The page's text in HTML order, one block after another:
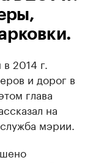
2014 г.
и дорог в
глава
на
мэрии.